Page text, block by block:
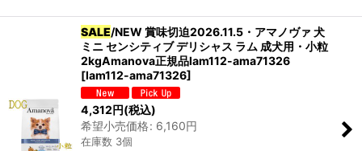
SALE/NEW 賞味切迫2026.11.5・アマノヴァ 犬
ミニ センシティブ デリシャス ラム 成犬用・小粒
2kgAmanova正規品lam112-ama71326
[lam112-ama71326]
4,312円(税込)
希望小売価格: 6,160円
在庫数 3個